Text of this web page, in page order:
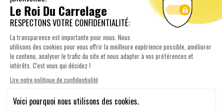
Visiter
NOTRE SOCIÉTÉ
YOUR ACCOUNT
INFORMATIONS SUR LE MAGASIN